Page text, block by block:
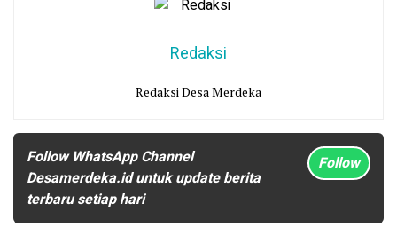
Redaksi
Redaksi Desa Merdeka
Follow WhatsApp Channel
Desamerdeka.id untuk update berita
terbaru setiap hari
Follow